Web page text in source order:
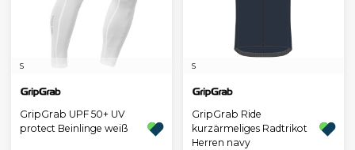
S
GripGrab UPF 50+ UV
protect Beinlinge weiß
S
GripGrab Ride
kurzärmeliges Radtrikot
Herren navy